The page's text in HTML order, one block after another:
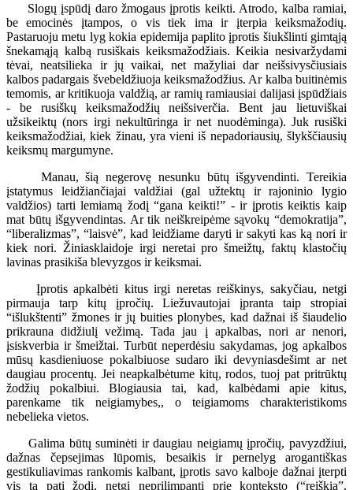
Slogų įspūdį daro žmogaus įprotis keikti. Atrodo, kalba ramiai,
be emocinės įtampos, o vis tiek ima ir įterpia keiksmažodių.
Pastaruoju metu lyg kokia epidemija paplito įprotis šiukšlinti gimtąją
šnekamąją kalbą rusiškais keiksmažodžiais. Keikia nesivaržydami
tėvai, neatsilieka ir jų vaikai, net mažyliai dar neišsivysčiusiais
kalbos padargais švebeldžiuoja keiksmažodžius. Ar kalba buitinėmis
temomis, ar kritikuoja valdžią, ar ramių ramiausiai dalijasi įspūdžiais
- be rusiškų keiksmažodžių neišsiverčia. Bent jau lietuviškai
užsikeiktų (nors irgi nekultūringa ir net nuodėminga). Juk rusiški
keiksmažodžiai, kiek žinau, yra vieni iš nepadoriausių, šlykščiausių
keiksmų margumyne.
Manau, šią negerovę nesunku būtų išgyvendinti. Tereikia
įstatymus leidžiančiajai valdžiai (gal užtektų ir rajoninio lygio
valdžios) tarti lemiamą žodį “gana keikti!” - ir įprotis keiktis kaip
mat būtų išgyvendintas. Ar tik neiškreipėme sąvokų “demokratija”,
“liberalizmas”, “laisvė”, kad leidžiame daryti ir sakyti kas ką nori ir
kiek nori. Žiniasklaidoje irgi neretai pro šmeižtų, faktų klastočių
lavinas prasikiša blevyzgos ir keiksmai.
Įprotis apkalbėti kitus irgi neretas reiškinys, sakyčiau, netgi
pirmauja tarp kitų įpročių. Liežuvautojai įpranta taip stropiai
“išlukštenti” žmones ir jų buities plonybes, kad dažnai iš šiaudelio
prikrauna didžiulį vežimą. Tada jau į apkalbas, nori ar nenori,
įsiskverbia ir šmeižtai. Turbūt neperdėsiu sakydamas, jog apkalbos
mūsų kasdieniuose pokalbiuose sudaro iki devyniasdešimt ar net
daugiau procentų. Jei neapkalbėtume kitų, rodos, tuoj pat pritrūktų
žodžių pokalbiui. Blogiausia tai, kad, kalbėdami apie kitus,
parenkame tik neigiamybes,, o teigiamoms charakteristikoms
nebelieka vietos.
Galima būtų suminėti ir daugiau neigiamų įpročių, pavyzdžiui,
dažnas čepsejimas lūpomis, besaikis ir pernelyg arogantiškas
gestikuliavimas rankomis kalbant, įprotis savo kalboje dažnai įterpti
vis tą patį žodį, netgi neprilimpantį prie konteksto (“reiškia”,